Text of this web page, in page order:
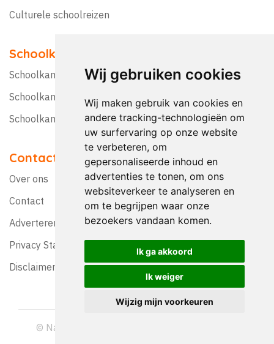
Wij gebruiken cookies
Wij maken gebruik van cookies en
andere tracking-technologieën om
uw surfervaring op onze website
te verbeteren, om
gepersonaliseerde inhoud en
advertenties te tonen, om ons
websiteverkeer te analyseren en
om te begrijpen waar onze
bezoekers vandaan komen.
Ik ga akkoord
Ik weiger
Wijzig mijn voorkeuren
Culturele schoolreizen
Schoolkampen
Schoolkamp Nederland
Schoolkamp België
Schoolkamptips
Contact
Over ons
Contact
Adverteren?
Privacy Statement
Disclaimer
© Nationaal Schoolreis Magazine 1992-2026